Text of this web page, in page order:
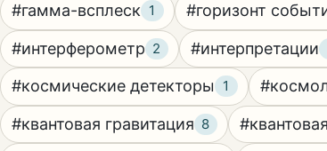
#гамма-всплеск 1 #горизонт
#интерферометр 2 #интерпретации
#космические детекторы 1
#квантовая гравитация 8